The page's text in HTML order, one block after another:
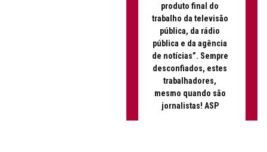
produto final do
trabalho da televisão
pública, da rádio
pública e da agência
de notícias”. Sempre
desconfiados, estes
trabalhadores,
mesmo quando são
jornalistas! ASP